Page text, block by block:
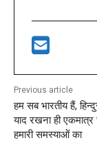
Previous article
हम सब भारतीय हैं,
याद रखना ही
हमारी समस्याओं का